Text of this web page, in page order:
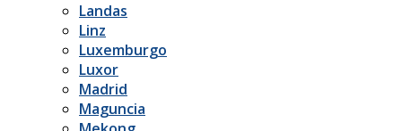
Landas
Linz
Luxemburgo
Luxor
Madrid
Maguncia